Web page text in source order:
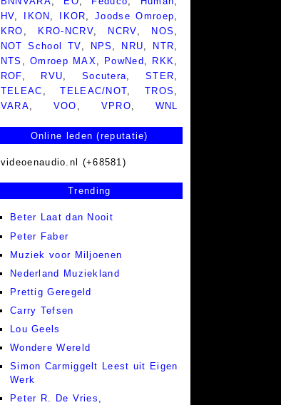
HV, IKON , IKOR,Joodse Omroep,
KRO , KRO-NCRV, NCRV, NOS ,
NOT School TV, NPS , NRU, NTR,
NTS ,Omroep MAX, PowNed , RKK,
ROF, RVU, Socutera,STER,
TELEAC ,TELEAC/NOT,TROS ,
VARA, VOO , VPRO, WNL
Online leden (reputatie)
videoenaudio.nl (+68581)
Trending
Beter Laat dan Nooit
Peter Faber
Muziek voor Miljoenen
Nederland Muziekland
Prettig Geregeld
Carry Tefsen
Lou Geels
Wondere Wereld
Simon Carmiggelt Leest uit Eigen
Werk
Peter R. De Vries,